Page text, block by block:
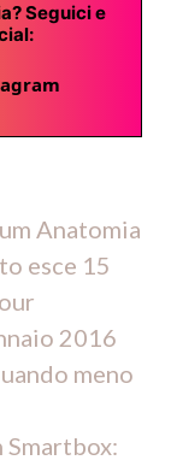
Seguici e
Anatomia
esce 15
2016
meno
Smartbox: